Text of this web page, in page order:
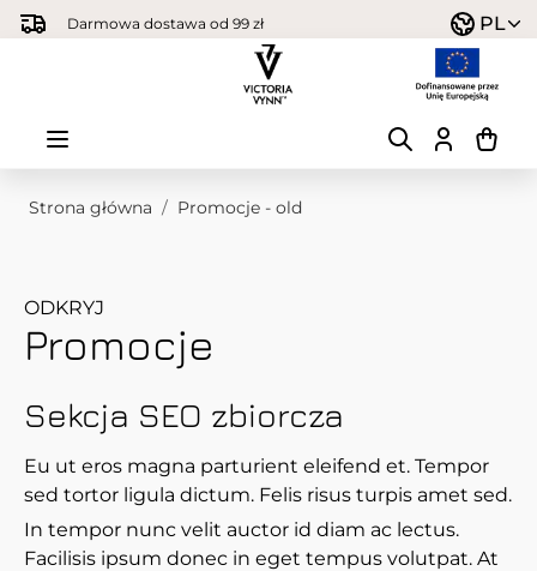
Przejdź do treści
Darmowa dostawa od 99 zł PL
Strona główna / Promocje - old
ODKRYJ
Promocje
Sekcja SEO zbiorcza
Eu ut eros magna parturient eleifend et. Tempor
sed tortor ligula dictum. Felis risus turpis amet sed.
In tempor nunc velit auctor id diam ac lectus.
Facilisis ipsum donec in eget tempus volutpat. At